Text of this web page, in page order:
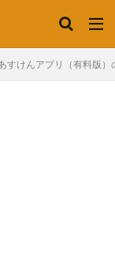
すけんアプリ（有料版